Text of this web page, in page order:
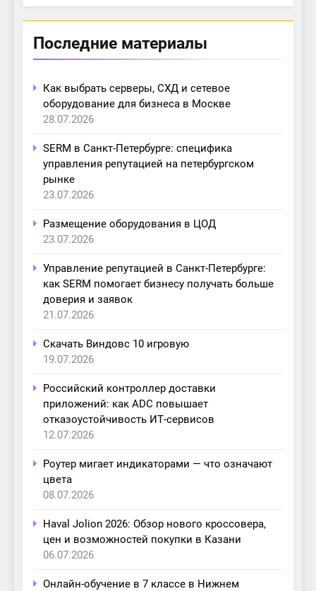
Последние материалы
Как выбрать серверы, СХД и сетевое
оборудование для бизнеса в Москве
28.07.2026
SERM в Санкт-Петербурге: специфика
управления репутацией на петербургском
рынке
23.07.2026
Размещение оборудования в ЦОД
23.07.2026
Управление репутацией в Санкт-Петербурге:
как SERM помогает бизнесу получать больше
доверия и заявок
21.07.2026
Скачать Виндовс 10 игровую
19.07.2026
Российский контроллер доставки
приложений: как ADC повышает
отказоустойчивость ИТ-сервисов
12.07.2026
Роутер мигает индикаторами — что означают
цвета
08.07.2026
Haval Jolion 2026: Обзор нового кроссовера,
цен и возможностей покупки в Казани
06.07.2026
Онлайн-обучение в 7 классе в Нижнем